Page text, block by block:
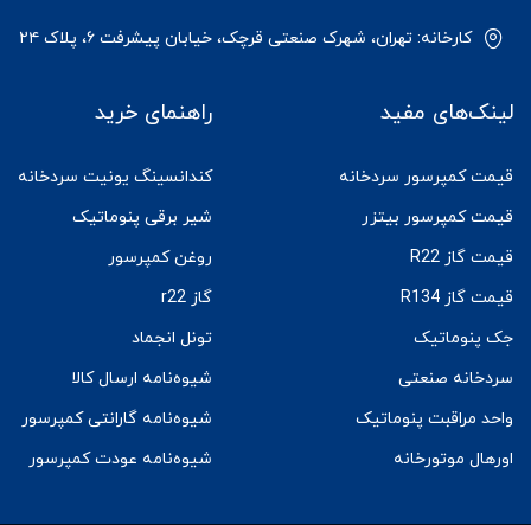
کارخانه: تهران، شهرک صنعتی قرچک، خیابان پیشرفت ۶، پلاک ۲۴
لینک‌های مفید
قیمت کمپرسور سردخانه
قیمت کمپرسور بیتزر
قیمت گاز R22
قیمت گاز R134
جک پنوماتیک
سردخانه صنعتی
واحد مراقبت پنوماتیک
اورهال موتورخانه
راهنمای خرید
کندانسینگ یونیت سردخانه
شیر برقی پنوماتیک
روغن کمپرسور
گاز r22
تونل انجماد
شیوه‌نامه ارسال کالا
شیوه‌نامه گارانتی کمپرسور
شیوه‌نامه عودت کمپرسور